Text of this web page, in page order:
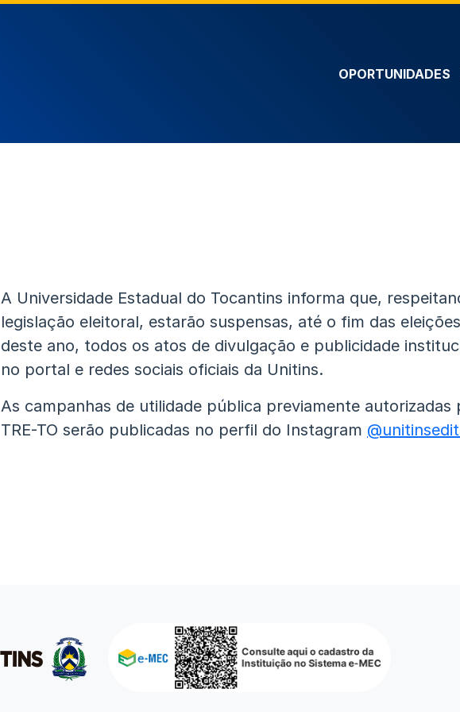
OPORTUNIDADES
A Universidade Estadual do Tocantins informa que,
legislação eleitoral, estarão suspensas, até o fim das eleições
deste ano, todos os atos de divulgação e publicidade
no portal e redes sociais oficiais da Unitins.
As campanhas de utilidade pública previamente autorizadas
TRE-TO serão publicadas no perfil do Instagram